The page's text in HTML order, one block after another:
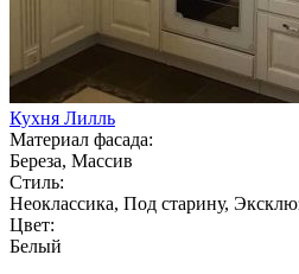
Кухня Лилль
Материал фасада:
Береза, Массив
Стиль:
Неоклассика, Под старину,
Цвет:
Белый